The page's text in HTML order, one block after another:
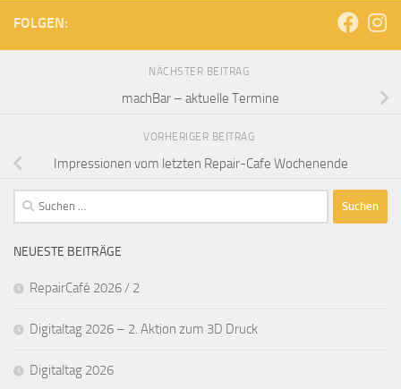
FOLGEN:
NÄCHSTER BEITRAG
machBar – aktuelle Termine
VORHERIGER BEITRAG
Impressionen vom letzten Repair-Cafe Wochenende
Suchen
nach:
NEUESTE BEITRÄGE
RepairCafé 2026 / 2
Digitaltag 2026 – 2. Aktion zum 3D Druck
Digitaltag 2026